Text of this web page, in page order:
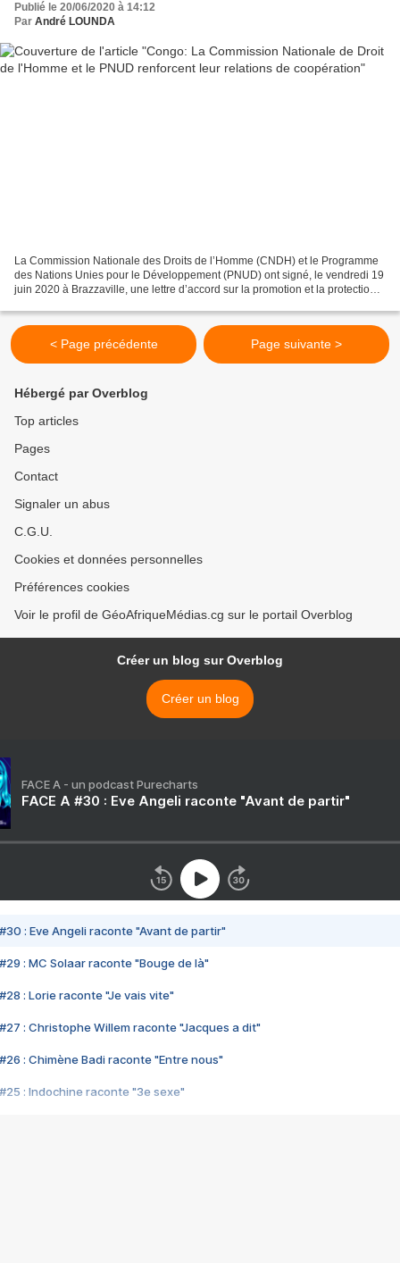
Publié le 20/06/2020 à 14:12
Par André LOUNDA
La Commission Nationale des Droits de l’Homme (CNDH) et le Programme
des Nations Unies pour le Développement (PNUD) ont signé, le vendredi 19
juin 2020 à Brazzaville, une lettre d’accord sur la promotion et la protection
< Page précédente Page suivante >
Hébergé par Overblog
Top articles
Pages
Contact
Signaler un abus
C.G.U.
Cookies et données personnelles
Préférences cookies
Voir le profil de GéoAfriqueMédias.cg sur le portail Overblog
Créer un blog sur Overblog
Créer un blog
FACE A - un podcast Purecharts
FACE A #30 : Eve Angeli raconte "Avant de partir"
#30 : Eve Angeli raconte "Avant de partir"
#29 : MC Solaar raconte "Bouge de là"
#28 : Lorie raconte "Je vais vite"
#27 : Christophe Willem raconte "Jacques a dit"
#26 : Chimène Badi raconte "Entre nous"
#25 : Indochine raconte "3e sexe"